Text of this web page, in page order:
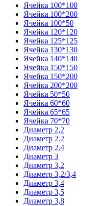
Ячейка 100*100
Ячейка 100*200
Ячейка 100*50
Ячейка 120*120
Ячейка 125*125
Ячейка 130*130
Ячейка 140*140
Ячейка 150*150
Ячейка 150*200
Ячейка 200*200
Ячейка 50*50
Ячейка 60*60
Ячейка 65*65
Ячейка 70*70
Диаметр 2,2
Диаметр 2.2
Диаметр 2.4
Диаметр 3
Диаметр 3,2
Диаметр 3,2/3,4
Диаметр 3,4
Диаметр 3,5
Диаметр 3,8